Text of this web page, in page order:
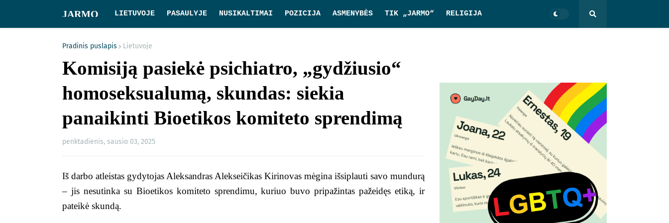
JARMO LIETUVOJE PASAULYJE NUSIKALTIMAI POZICIJA ASMENYBĖS TIK „JARMO“ RELIGIJA
Pradinis puslapis Lietuvoje
Komisiją pasiekė psichiatro, „gydžiusio“
homoseksualumą, skundas: siekia
panaikinti Bioetikos komiteto sprendimą
penktadienis, sausio 03, 2025
Iš darbo atleistas gydytojas Aleksandras Alekseičikas Kirinovas mėgina išsiplauti savo mundurą
– jis nesutinka su Bioetikos komiteto sprendimu, kuriuo buvo pripažintas pažeidęs etiką, ir
pateikė skundą.